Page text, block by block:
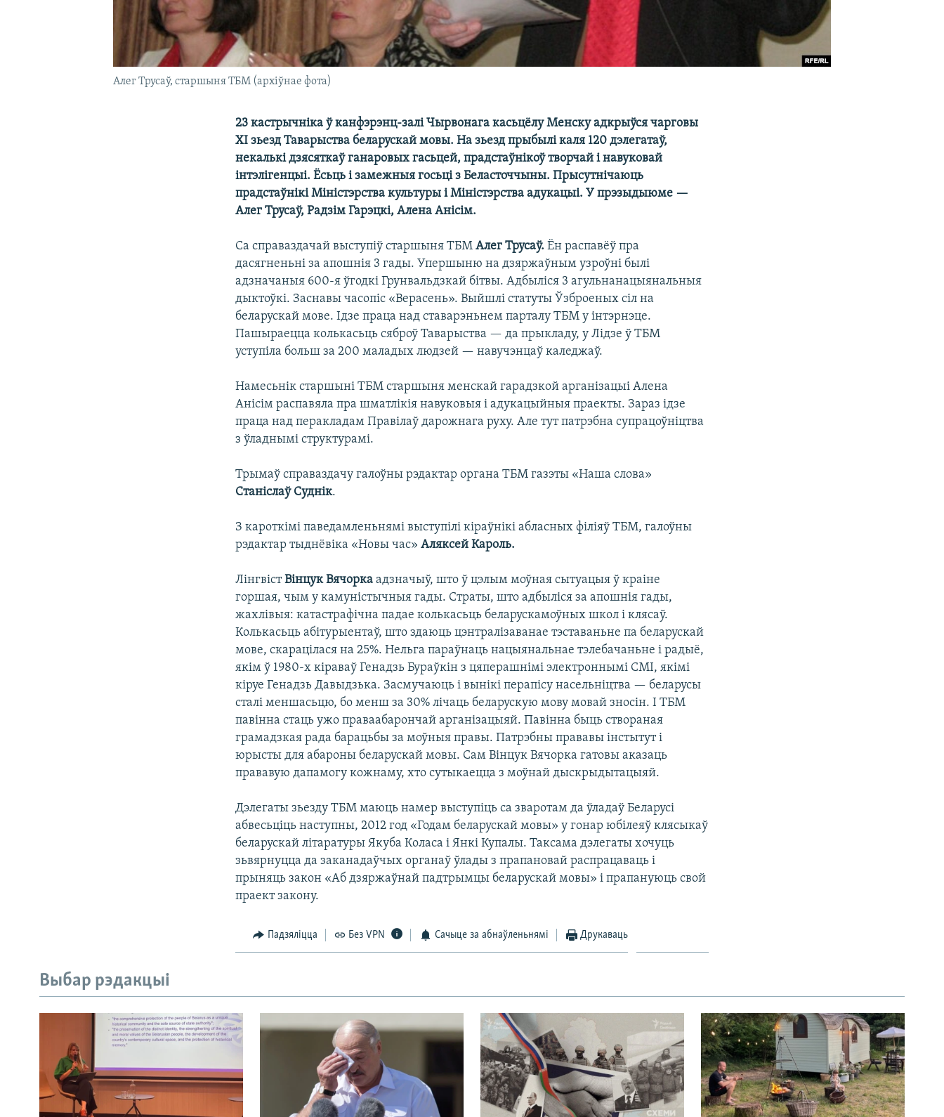
Алег Трусаў, старшыня ТБМ (архіўнае фота)
23 кастрычніка ў канфэрэнц-залі Чырвонага касьцёлу Менску адкрыўся чарговы
ХІ зьезд Таварыства беларускай мовы. На зьезд прыбылі каля 120 дэлегатаў,
некалькі дзясяткаў ганаровых гасьцей, прадстаўнікоў творчай і навуковай
інтэлігенцыі. Ёсьць і замежныя госьці з Беласточчыны. Прысутнічаюць
прадстаўнікі Міністэрства культуры і Міністэрства адукацыі. У прэзыдыюме —
Алег Трусаў, Радзім Гарэцкі, Алена Анісім.
Са справаздачай выступіў старшыня ТБМАлег Трусаў.Ён распавёў пра
дасягненьні за апошнія 3 гады. Упершыню на дзяржаўным узроўні былі
адзначаныя 600-я ўгодкі Грунвальдзкай бітвы. Адбыліся 3 агульнанацыянальныя
дыктоўкі. Заснавы часопіс «Верасень». Выйшлі статуты Ўзброеных сіл на
беларускай мове. Ідзе праца над ставарэньнем парталу ТБМ у інтэрнэце.
Пашыраецца колькасьць сяброў Таварыства — да прыкладу, у Лідзе ў ТБМ
уступіла больш за 200 маладых людзей — навучэнцаў каледжаў.
Намесьнік старшыні ТБМ старшыня менскай гарадзкой арганізацыі Алена
Анісім распавяла пра шматлікія навуковыя і адукацыйныя праекты. Зараз ідзе
праца над перакладам Правілаў дарожнага руху. Але тут патрэбна супрацоўніцтва
з ўладнымі структурамі.
Трымаў справаздачу галоўны рэдактар органа ТБМ газэты «Наша слова»
Станіслаў Суднік.
З кароткімі паведамленьнямі выступілі кіраўнікі абласных філіяў ТБМ, галоўны
рэдактар тыднёвіка «Новы час» Аляксей Кароль.
ЛінгвістВінцук Вячоркаадзначыў, што ў цэлым моўная сытуацыя ў краіне
горшая, чым у камуністычныя гады. Страты, што адбыліся за апошнія гады,
жахлівыя: катастрафічна падае колькасьць беларускамоўных школ і клясаў.
Колькасьць абітурыентаў, што здаюць цэнтралізаванае тэставаньне па беларускай
мове, скарацілася на 25%. Нельга параўнаць нацыянальнае тэлебачаньне і радыё,
якім ў 1980-х кіраваў Генадзь Бураўкін з цяперашнімі электроннымі СМІ, якімі
кіруе Генадзь Давыдзька. Засмучаюць і вынікі перапісу насельніцтва — беларусы
сталі меншасьцю, бо менш за 30% лічаць беларускую мову мовай зносін. І ТБМ
павінна стаць ужо праваабарончай арганізацыяй. Павінна быць створаная
грамадзкая рада барацьбы за моўныя правы. Патрэбны прававы інстытут і
юрысты для абароны беларускай мовы. Сам Вінцук Вячорка гатовы аказаць
прававую дапамогу кожнаму, хто сутыкаецца з моўнай дыскрыдытацыяй.
Дэлегаты зьезду ТБМ маюць намер выступіць са зваротам да ўладаў Беларусі
абвесьціць наступны, 2012 год «Годам беларускай мовы» у гонар юбілеяў клясыкаў
беларускай літаратуры Якуба Коласа і Янкі Купалы. Таксама дэлегаты хочуць
зьвярнуцца да заканадаўчых органаў ўлады з прапановай распрацаваць і
прыняць закон «Аб дзяржаўнай падтрымцы беларускай мовы» і прапануюць свой
праект закону.
Падзяліцца Без VPN Сачыце за абнаўленьнямі Друкаваць
Выбар рэдакцыі